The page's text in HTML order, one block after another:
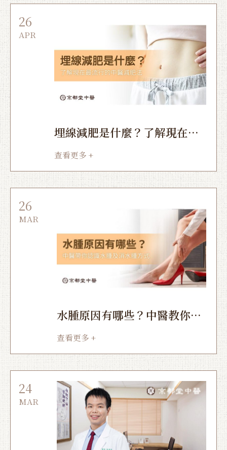
26
APR
埋線減肥是什麼？了解現在最
流行的中醫減肥法
查看更多 +
26
MAR
水腫原因有哪些？中醫教你怎
麼消水腫
查看更多 +
24
MAR